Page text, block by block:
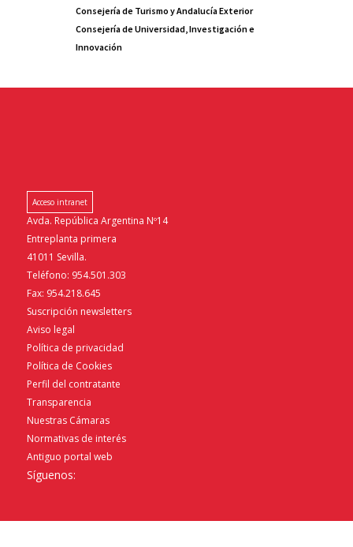
Consejería de Turismo y Andalucía Exterior
Consejería de Universidad, Investigación e
Innovación
Acceso intranet
Avda. República Argentina Nº14
Entreplanta primera
41011 Sevilla.
Teléfono: 954.501.303
Fax: 954.218.645
Suscripción newsletters
Aviso legal
Política de privacidad
Política de Cookies
Perfil del contratante
Transparencia
Nuestras Cámaras
Normativas de interés
Antiguo portal web
Síguenos: